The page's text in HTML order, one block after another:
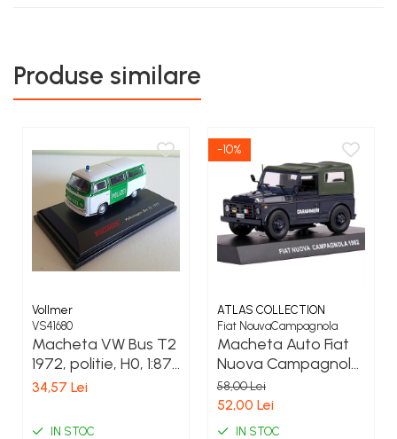
Produse similare
Vollmer
VS41680
Macheta VW Bus T2
1972, politie, H0, 1:87,
Vollmer
34,57 Lei
IN STOC
-10%
ATLAS COLLECTION
Fiat NouvaCampagnola
Macheta Auto Fiat
Nuova Campagnola
Carabinieri 1982 –
Scara 1:43, Atlas
Collection
58,00 Lei
52,00 Lei
IN STOC